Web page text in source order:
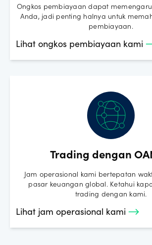
Ongkos pembiayaan dapat
Anda, jadi penting halnya untuk
pembiayaan.
Lihat ongkos pembiayaan kami
Trading dengan
Jam operasional kami bertepatan
pasar keuangan global. Ketahui
trading dengan kami.
Lihat jam operasional kami